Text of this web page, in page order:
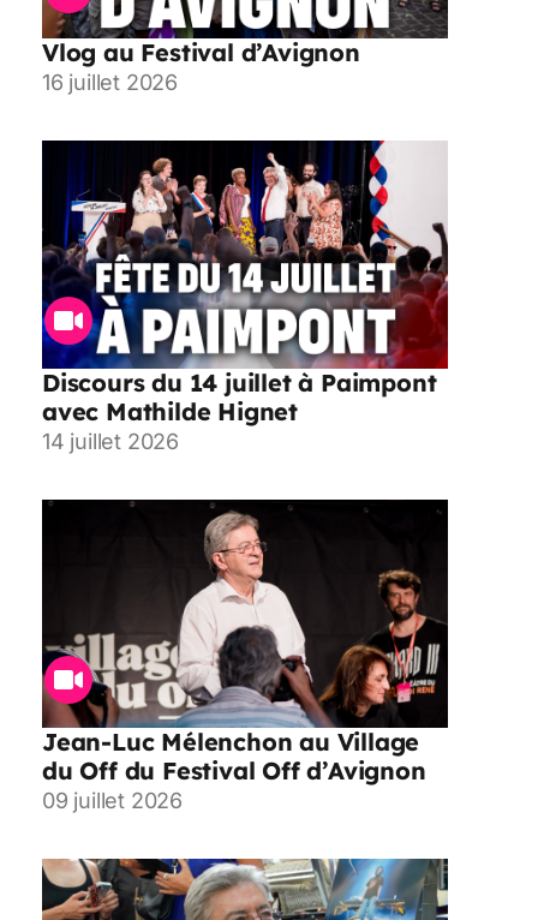
Vlog au Festival d’Avignon
16 juillet 2026
Discours du 14 juillet à Paimpont
avec Mathilde Hignet
14 juillet 2026
Jean-Luc Mélenchon au Village
du Off du Festival Off d’Avignon
09 juillet 2026